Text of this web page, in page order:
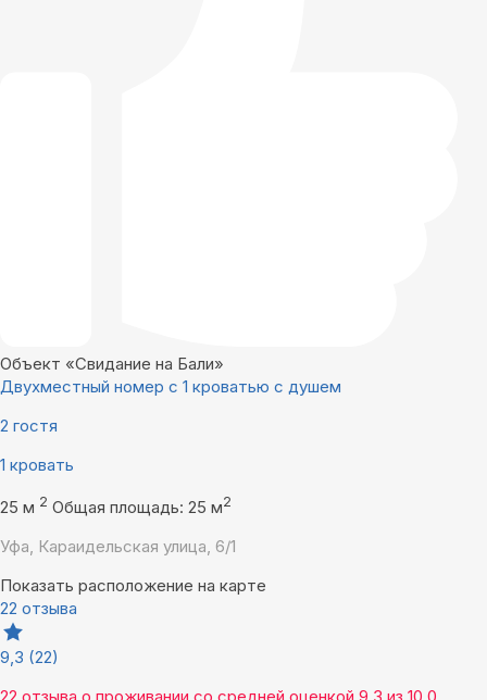
Объект «Свидание на Бали»
Двухместный номер с 1 кроватью с душем
2 гостя
1 кровать
25 м 2 Общая площадь: 25 м2
Уфа, Караидельская улица, 6/1
Показать расположение на карте
22 отзыва
9,3 (22)